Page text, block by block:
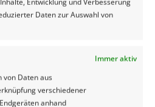
Daten zur Auswahl von
Immer aktiv
von Daten aus
verschiedener
anhand